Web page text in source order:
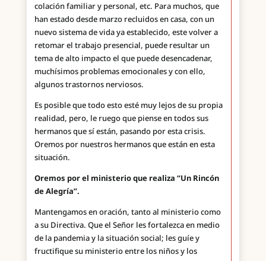
colación familiar y personal, etc. Para muchos, que
han estado desde marzo recluidos en casa, con un
nuevo sistema de vida ya establecido, este volver a
retomar el trabajo presencial, puede resultar un
tema de alto impacto el que puede desencadenar,
muchísimos problemas emocionales y con ello,
algunos trastornos nerviosos.
Es posible que todo esto esté muy lejos de su propia
realidad, pero, le ruego que piense en todos sus
hermanos que sí están, pasando por esta crisis.
Oremos por nuestros hermanos que están en esta
situación.
Oremos por el ministerio que realiza “Un Rincón
de Alegría”.
Mantengamos en oración, tanto al ministerio como
a su Directiva. Que el Señor les fortalezca en medio
de la pandemia y la situación social; les guíe y
fructifique su ministerio entre los niños y los